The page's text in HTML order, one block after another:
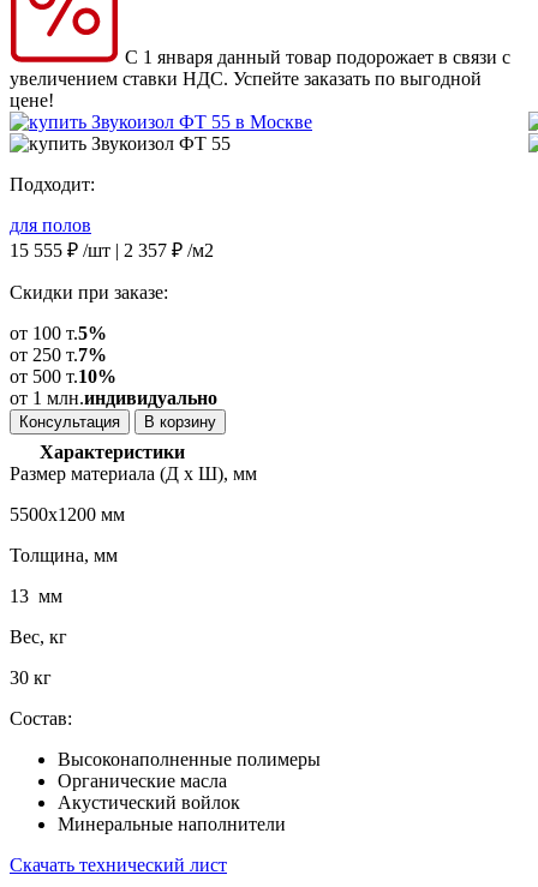
С 1 января данный товар подорожает в связи с
увеличением ставки НДС. Успейте заказать по выгодной
цене!
Подходит:
для полов
15 555 ₽ /шт | 2 357 ₽ /м2
Скидки при заказе:
от 100 т.5%
от 250 т.7%
от 500 т.10%
от 1 млн.индивидуально
Консультация В корзину
Характеристики
Размер материала (Д х Ш), мм
5500х1200 мм
Толщина, мм
13 мм
Вес, кг
30 кг
Состав:
Высоконаполненные полимеры
Органические масла
Акустический войлок
Минеральные наполнители
Скачать технический лист